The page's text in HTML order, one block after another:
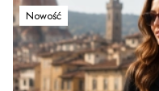
Nowość